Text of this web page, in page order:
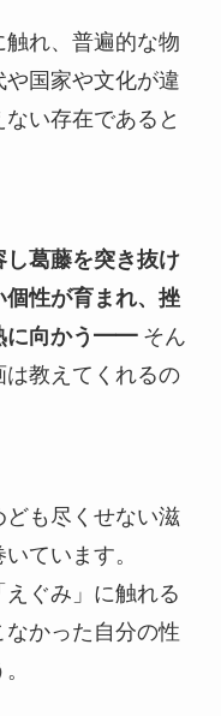
れ、普遍的な物
国家や文化が違
い存在であると
葛藤を突き抜け
性が育まれ、挫
に向かう━━ そん
教えてくれるの
も尽くせない滋
ています。
ぐみ」に触れる
かった自分の性